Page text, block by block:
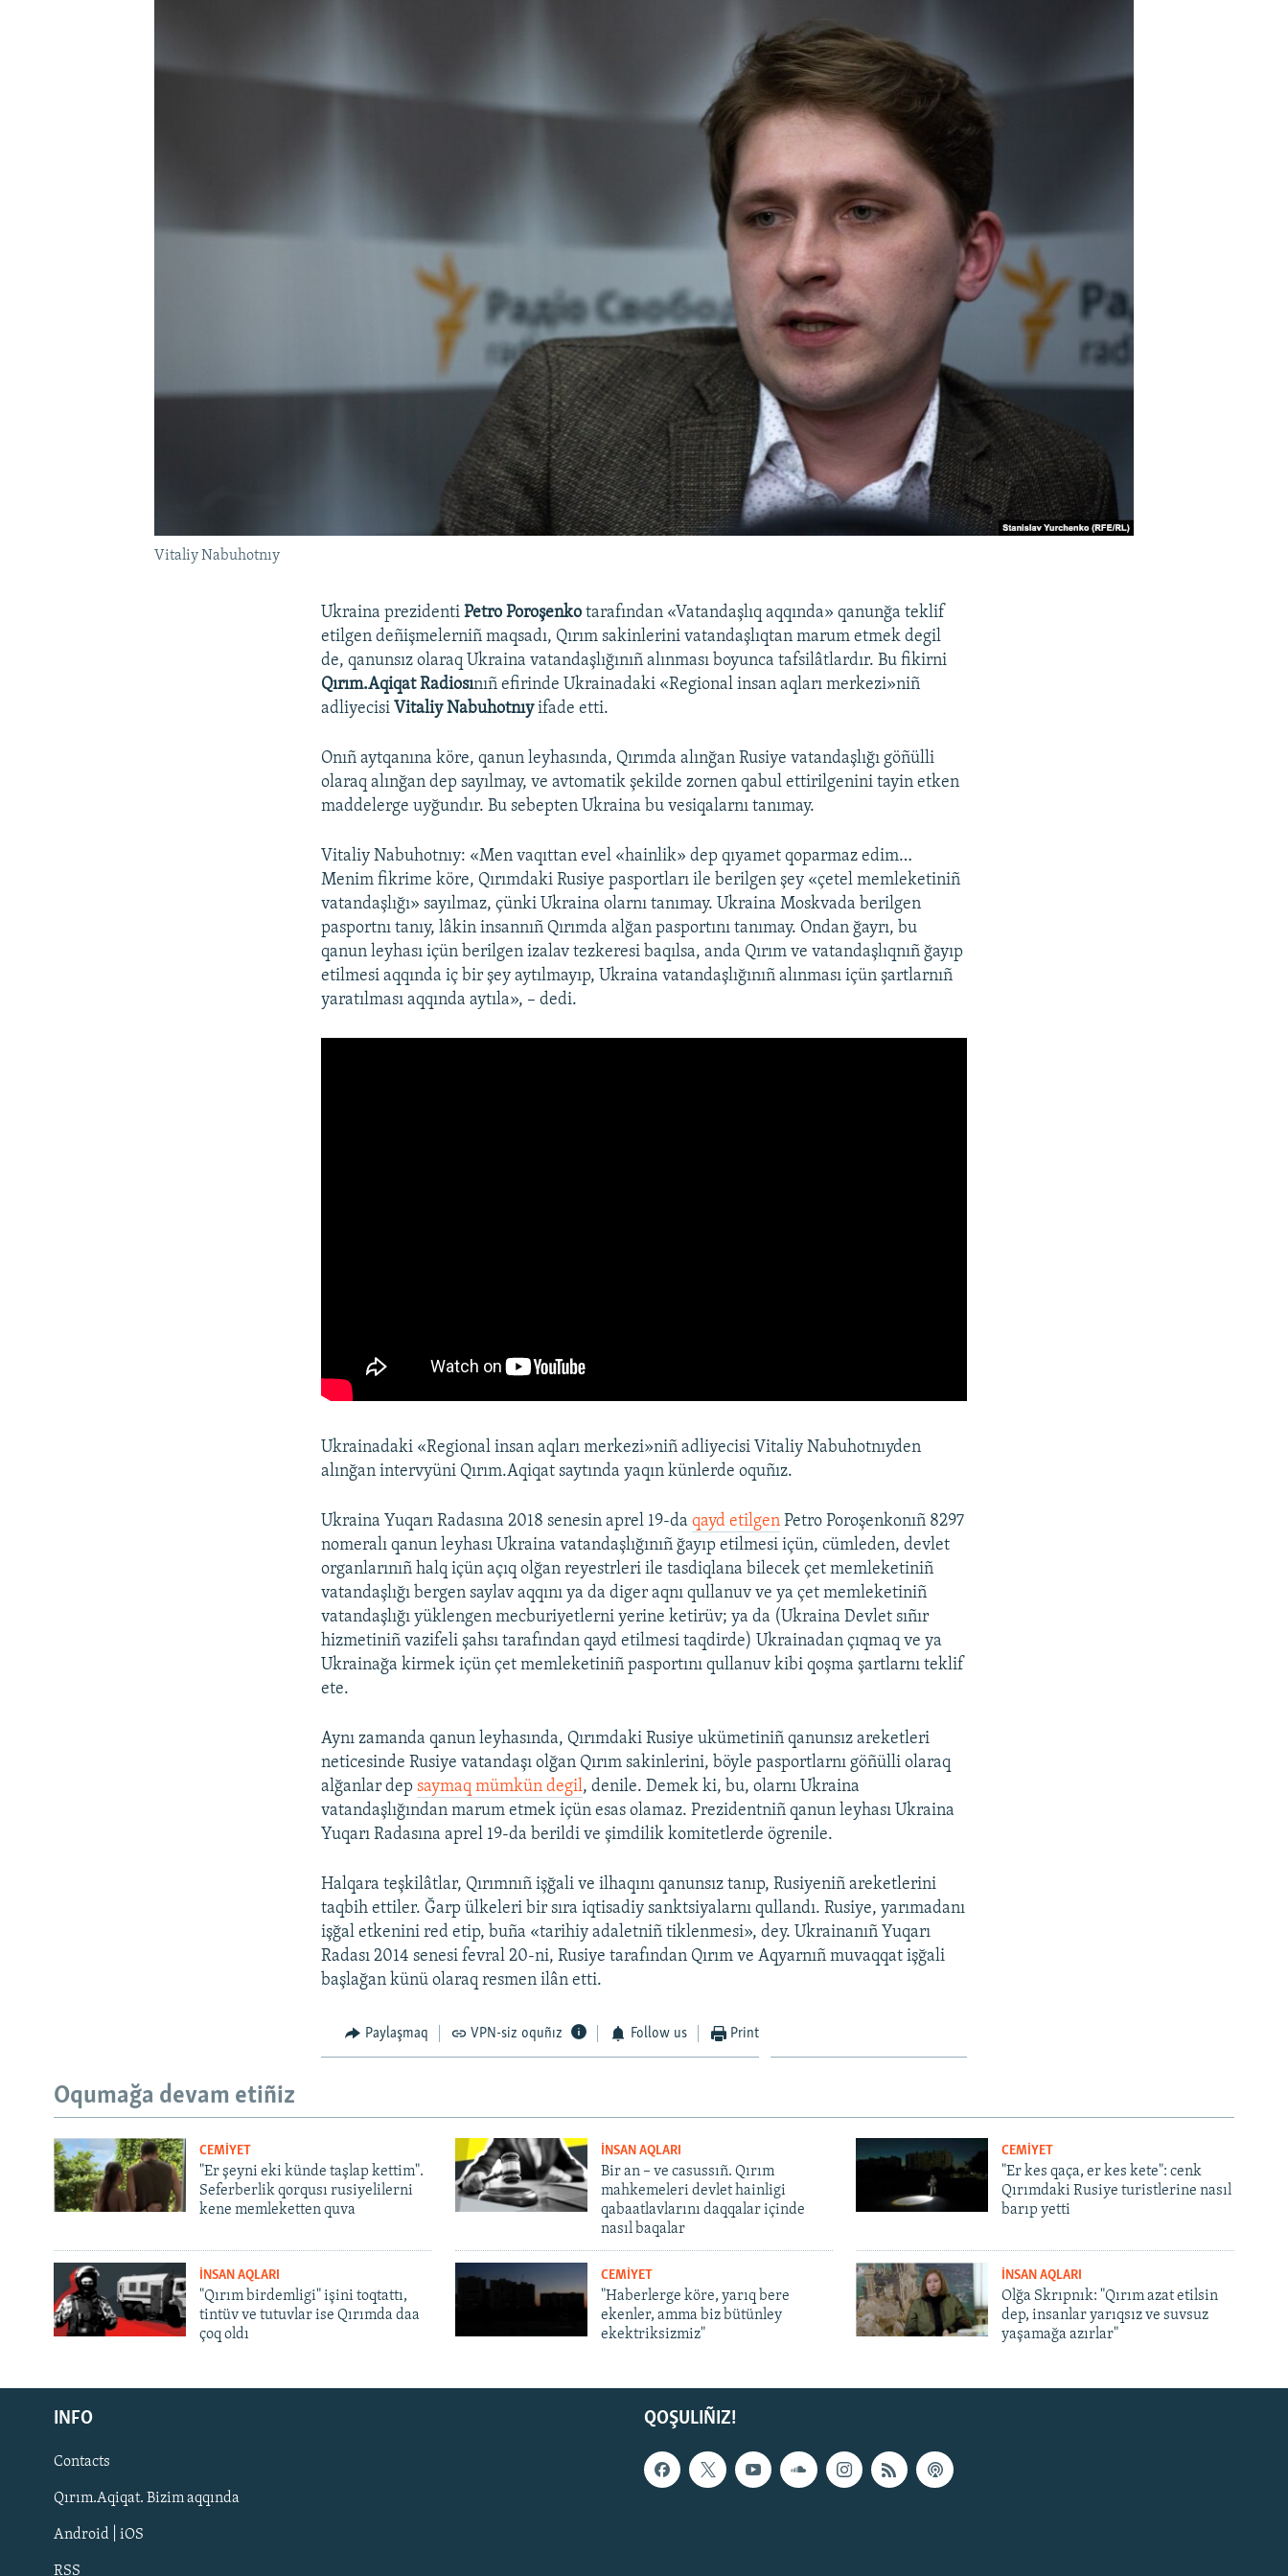
Русский
Українською
QOŞULIÑIZ!
Vitaliy Nabuhotnıy
Ukraina prezidentiPetro Poroşenko tarafından «Vatandaşlıq aqqında» qanunğa teklif
etilgen deñişmelerniñ maqsadı, Qırım sakinlerini vatandaşlıqtan marum etmek degil
de, qanunsız olaraq Ukraina vatandaşlığınıñ alınması boyunca tafsilâtlardır. Bu fikirni
Qırım.Aqiqat Radiosınıñ efirinde Ukrainadaki «Regional insan aqları merkezi»niñ
adliyecisi Vitaliy Nabuhotnıyifade etti.
Onıñ aytqanına köre, qanun leyhasında, Qırımda alınğan Rusiye vatandaşlığı göñülli
olaraq alınğan dep sayılmay, ve avtomatik şekilde zornen qabul ettirilgenini tayin etken
maddelerge uyğundır. Bu sebepten Ukraina bu vesiqalarnı tanımay.
Vitaliy Nabuhotnıy: «Men vaqıttan evel «hainlik» dep qıyamet qoparmaz edim…
Menim fikrime köre, Qırımdaki Rusiye pasportları ile berilgen şey «çetel memleketiniñ
vatandaşlığı» sayılmaz, çünki Ukraina olarnı tanımay. Ukraina Moskvada berilgen
pasportnı tanıy, lâkin insannıñ Qırımda alğan pasportını tanımay. Ondan ğayrı, bu
qanun leyhası içün berilgen izalav tezkeresi baqılsa, anda Qırım ve vatandaşlıqnıñ ğayıp
etilmesi aqqında iç bir şey aytılmayıp, Ukraina vatandaşlığınıñ alınması içün şartlarnıñ
yaratılması aqqında aytıla», – dedi.
Ukrainadaki «Regional insan aqları merkezi»niñ adliyecisi Vitaliy Nabuhotnıyden
alınğan intervyüni Qırım.Aqiqat saytında yaqın künlerde oquñız.
Ukraina Yuqarı Radasına 2018 senesin aprel 19-daqayd etilgen Petro Poroşenkonıñ 8297
nomeralı qanun leyhası Ukraina vatandaşlığınıñ ğayıp etilmesi içün, cümleden, devlet
organlarınıñ halq içün açıq olğan reyestrleri ile tasdiqlana bilecek çet memleketiniñ
vatandaşlığı bergen saylav aqqını ya da diger aqnı qullanuv ve ya çet memleketiniñ
vatandaşlığı yüklengen mecburiyetlerni yerine ketirüv; ya da (Ukraina Devlet sıñır
hizmetiniñ vazifeli şahsı tarafından qayd etilmesi taqdirde) Ukrainadan çıqmaq ve ya
Ukrainağa kirmek içün çet memleketiniñ pasportını qullanuv kibi qoşma şartlarnı teklif
ete.
Aynı zamanda qanun leyhasında, Qırımdaki Rusiye ukümetiniñ qanunsız areketleri
neticesinde Rusiye vatandaşı olğan Qırım sakinlerini, böyle pasportlarnı göñülli olaraq
alğanlar depsaymaq mümkün degil, denile. Demek ki, bu, olarnı Ukraina
vatandaşlığından marum etmek içün esas olamaz. Prezidentniñ qanun leyhası Ukraina
Yuqarı Radasına aprel 19-da berildi ve şimdilik komitetlerde ögrenile.
Halqara teşkilâtlar, Qırımnıñ işğali ve ilhaqını qanunsız tanıp, Rusiyeniñ areketlerini
taqbih ettiler. Ğarp ülkeleri bir sıra iqtisadiy sanktsiyalarnı qullandı. Rusiye, yarımadanı
işğal etkenini red etip, buña «tarihiy adaletniñ tiklenmesi», dey. Ukrainanıñ Yuqarı
Radası 2014 senesi fevral 20-ni, Rusiye tarafından Qırım ve Aqyarnıñ muvaqqat işğali
başlağan künü olaraq resmen ilân etti.
Paylaşmaq VPN-siz oquñız Follow us Print
Oqumağa devam etiñiz
CEMİYET
"Er şeyni eki künde taşlap kettim".
Seferberlik qorqusı rusiyelilerni
kene memleketten quva
İNSAN AQLARI
Bir an – ve casussıñ. Qırım
mahkemeleri devlet hainligi
qabaatlavlarını daqqalar içinde
nasıl baqalar
CEMİYET
"Er kes qaça, er kes kete": cenk
Qırımdaki Rusiye turistlerine nasıl
barıp yetti
İNSAN AQLARI
"Qırım birdemligi" işini toqtattı,
tintüv ve tutuvlar ise Qırımda daa
çoq oldı
CEMİYET
"Haberlerge köre, yarıq bere
ekenler, amma biz bütünley
ekektriksizmiz"
İNSAN AQLARI
Olğa Skrıpnık: "Qırım azat etilsin
dep, insanlar yarıqsız ve suvsuz
yaşamağa azırlar"
QOŞULIÑIZ!
INFO
Contacts
Qırım.Aqiqat. Bizim aqqında
Android | iOS
RSS